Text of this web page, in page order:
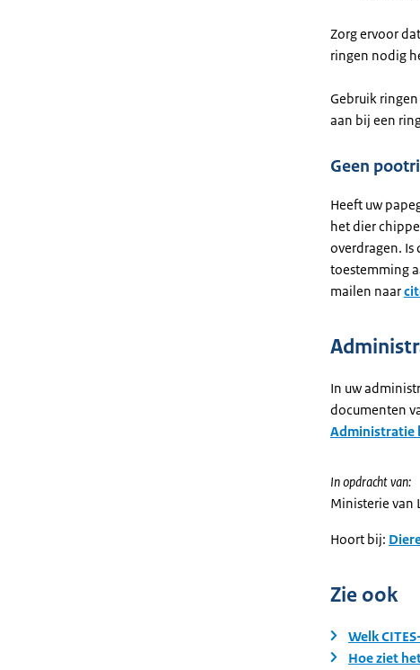
Zorg ervoor
ringen nodig
Gebruik
aan bij een
Geen
Heeft uw
het dier
overdragen. Is
toestemming
mailen naar
In uw
documenten
Administratie
In opdracht van:
Ministerie van
Hoort bij:
Zie ook
Welk
Hoe ziet